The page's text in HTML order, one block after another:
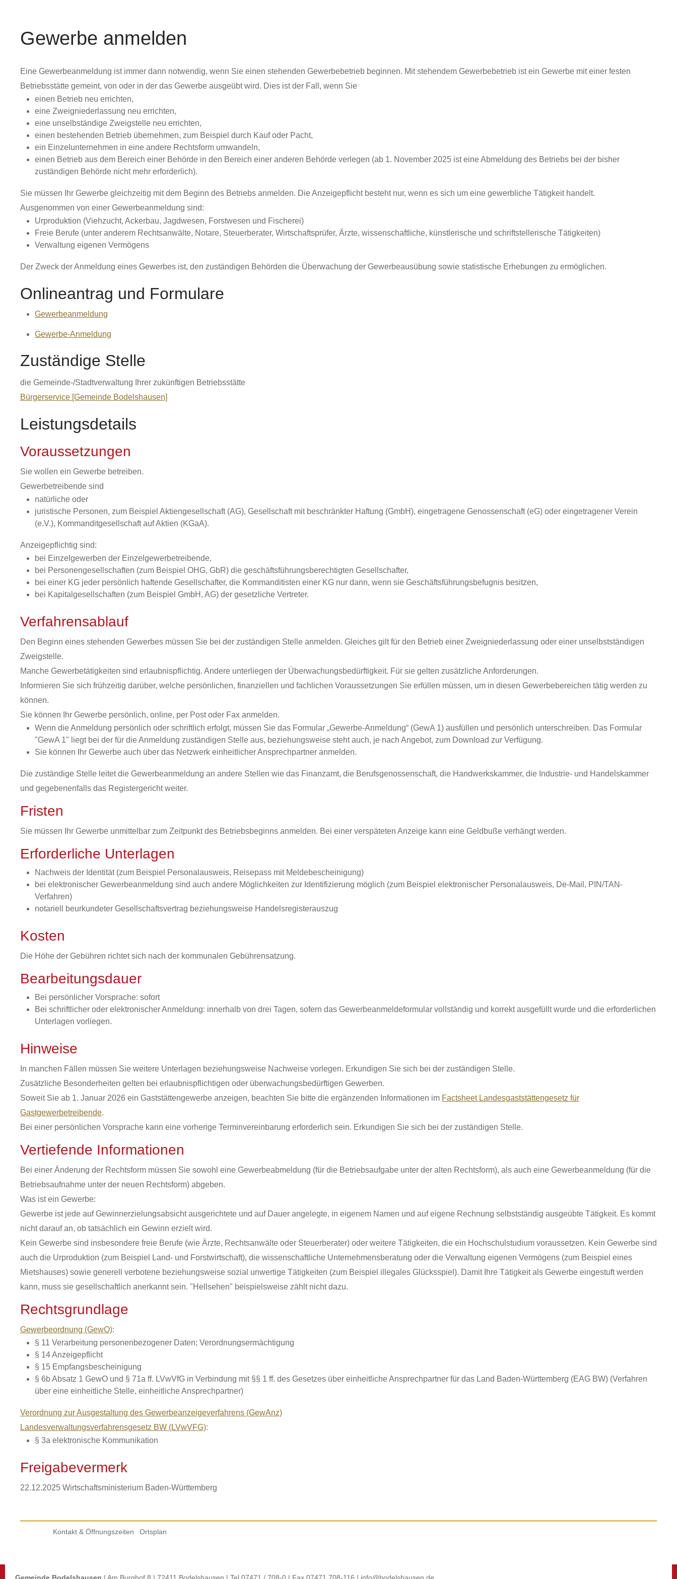
Gewerbe anmelden
Eine Gewerbeanmeldung ist immer dann notwendig, wenn Sie einen stehenden Gewerbebetrieb beginnen. Mit stehendem Gewerbebetrieb ist ein Gewerbe mit einer festen
Betriebsstätte gemeint, von oder in der das Gewerbe ausgeübt wird. Dies ist der Fall, wenn Sie
einen Betrieb neu errichten,
eine Zweigniederlassung neu errichten,
eine unselbständige Zweigstelle neu errichten,
einen bestehenden Betrieb übernehmen, zum Beispiel durch Kauf oder Pacht,
ein Einzelunternehmen in eine andere Rechtsform umwandeln,
einen Betrieb aus dem Bereich einer Behörde in den Bereich einer anderen Behörde verlegen (ab 1. November 2025 ist eine Abmeldung des Betriebs bei der bisher
zuständigen Behörde nicht mehr erforderlich).
Sie müssen Ihr Gewerbe gleichzeitig mit dem Beginn des Betriebs anmelden. Die Anzeigepflicht besteht nur, wenn es sich um eine gewerbliche Tätigkeit handelt.
Ausgenommen von einer Gewerbeanmeldung sind:
Urproduktion (Viehzucht, Ackerbau, Jagdwesen, Forstwesen und Fischerei)
Freie Berufe (unter anderem Rechtsanwälte, Notare, Steuerberater, Wirtschaftsprüfer, Ärzte, wissenschaftliche, künstlerische und schriftstellerische Tätigkeiten)
Verwaltung eigenen Vermögens
Der Zweck der Anmeldung eines Gewerbes ist, den zuständigen Behörden die Überwachung der Gewerbeausübung sowie statistische Erhebungen zu ermöglichen.
Onlineantrag und Formulare
Gewerbeanmeldung
Gewerbe-Anmeldung
Zuständige Stelle
die Gemeinde-/Stadtverwaltung Ihrer zukünftigen Betriebsstätte
Bürgerservice [Gemeinde Bodelshausen]
Leistungsdetails
Voraussetzungen
Sie wollen ein Gewerbe betreiben.
Gewerbetreibende sind
natürliche oder
juristische Personen, zum Beispiel Aktiengesellschaft (AG), Gesellschaft mit beschränkter Haftung (GmbH), eingetragene Genossenschaft (eG) oder eingetragener Verein
(e.V.), Kommanditgesellschaft auf Aktien (KGaA).
Anzeigepflichtig sind:
bei Einzelgewerben der Einzelgewerbetreibende,
bei Personengesellschaften (zum Beispiel OHG, GbR) die geschäftsführungsberechtigten Gesellschafter,
bei einer KG jeder persönlich haftende Gesellschafter, die Kommanditisten einer KG nur dann, wenn sie Geschäftsführungsbefugnis besitzen,
bei Kapitalgesellschaften (zum Beispiel GmbH, AG) der gesetzliche Vertreter.
Verfahrensablauf
Den Beginn eines stehenden Gewerbes müssen Sie bei der zuständigen Stelle anmelden. Gleiches gilt für den Betrieb einer Zweigniederlassung oder einer unselbstständigen
Zweigstelle.
Manche Gewerbetätigkeiten sind erlaubnispflichtig. Andere unterliegen der Überwachungsbedürftigkeit. Für sie gelten zusätzliche Anforderungen.
Informieren Sie sich frühzeitig darüber, welche persönlichen, finanziellen und fachlichen Voraussetzungen Sie erfüllen müssen, um in diesen Gewerbebereichen tätig werden zu
können.
Sie können Ihr Gewerbe persönlich, online, per Post oder Fax anmelden.
Wenn die Anmeldung persönlich oder schriftlich erfolgt, müssen Sie das Formular „Gewerbe-Anmeldung“ (GewA 1) ausfüllen und persönlich unterschreiben. Das Formular
"GewA 1" liegt bei der für die Anmeldung zuständigen Stelle aus, beziehungsweise steht auch, je nach Angebot, zum Download zur Verfügung.
Sie können Ihr Gewerbe auch über das Netzwerk einheitlicher Ansprechpartner anmelden.
Die zuständige Stelle leitet die Gewerbeanmeldung an andere Stellen wie das Finanzamt, die Berufsgenossenschaft, die Handwerkskammer, die Industrie- und Handelskammer
und gegebenenfalls das Registergericht weiter.
Fristen
Sie müssen Ihr Gewerbe unmittelbar zum Zeitpunkt des Betriebsbeginns anmelden. Bei einer verspäteten Anzeige kann eine Geldbuße verhängt werden.
Erforderliche Unterlagen
Nachweis der Identität (zum Beispiel Personalausweis, Reisepass mit Meldebescheinigung)
bei elektronischer Gewerbeanmeldung sind auch andere Möglichkeiten zur Identifizierung möglich (zum Beispiel elektronischer Personalausweis, De-Mail, PIN/TAN-
Verfahren)
notariell beurkundeter Gesellschaftsvertrag beziehungsweise Handelsregisterauszug
Kosten
Die Höhe der Gebühren richtet sich nach der kommunalen Gebührensatzung.
Bearbeitungsdauer
Bei persönlicher Vorsprache: sofort
Bei schriftlicher oder elektronischer Anmeldung: innerhalb von drei Tagen, sofern das Gewerbeanmeldeformular vollständig und korrekt ausgefüllt wurde und die erforderlichen
Unterlagen vorliegen.
Hinweise
In manchen Fällen müssen Sie weitere Unterlagen beziehungsweise Nachweise vorlegen. Erkundigen Sie sich bei der zuständigen Stelle.
Zusätzliche Besonderheiten gelten bei erlaubnispflichtigen oder überwachungsbedürftigen Gewerben.
Soweit Sie ab 1. Januar 2026 ein Gaststättengewerbe anzeigen, beachten Sie bitte die ergänzenden Informationen im Factsheet Landesgaststättengesetz für
Gastgewerbetreibende.
Bei einer persönlichen Vorsprache kann eine vorherige Terminvereinbarung erforderlich sein. Erkundigen Sie sich bei der zuständigen Stelle.
Vertiefende Informationen
Bei einer Änderung der Rechtsform müssen Sie sowohl eine Gewerbeabmeldung (für die Betriebsaufgabe unter der alten Rechtsform), als auch eine Gewerbeanmeldung (für die
Betriebsaufnahme unter der neuen Rechtsform) abgeben.
Was ist ein Gewerbe:
Gewerbe ist jede auf Gewinnerzielungsabsicht ausgerichtete und auf Dauer angelegte, in eigenem Namen und auf eigene Rechnung selbstständig ausgeübte Tätigkeit. Es kommt
nicht darauf an, ob tatsächlich ein Gewinn erzielt wird.
Kein Gewerbe sind insbesondere freie Berufe (wie Ärzte, Rechtsanwälte oder Steuerberater) oder weitere Tätigkeiten, die ein Hochschulstudium voraussetzen. Kein Gewerbe sind
auch die Urproduktion (zum Beispiel Land- und Forstwirtschaft), die wissenschaftliche Unternehmensberatung oder die Verwaltung eigenen Vermögens (zum Beispiel eines
Mietshauses) sowie generell verbotene beziehungsweise sozial unwertige Tätigkeiten (zum Beispiel illegales Glücksspiel). Damit Ihre Tätigkeit als Gewerbe eingestuft werden
kann, muss sie gesellschaftlich anerkannt sein. "Hellsehen" beispielsweise zählt nicht dazu.
Rechtsgrundlage
Gewerbeordnung (GewO):
§ 11 Verarbeitung personenbezogener Daten; Verordnungsermächtigung
§ 14 Anzeigepflicht
§ 15 Empfangsbescheinigung
§ 6b Absatz 1 GewO und § 71a ff. LVwVfG in Verbindung mit §§ 1 ff. des Gesetzes über einheitliche Ansprechpartner für das Land Baden-Württemberg (EAG BW) (Verfahren
über eine einheitliche Stelle, einheitliche Ansprechpartner)
Verordnung zur Ausgestaltung des Gewerbeanzeigeverfahrens (GewAnz)
Landesverwaltungsverfahrensgesetz BW (LVwVFG):
§ 3a elektronische Kommunikation
Freigabevermerk
22.12.2025 Wirtschaftsministerium Baden-Württemberg
Kontakt & Öffnungszeiten Ortsplan